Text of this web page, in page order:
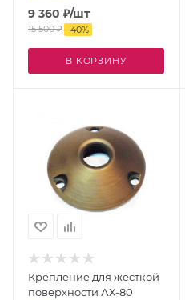
9 360 ₽/шт
15 500₽ -40%
В КОРЗИНУ
Крепление для жесткой
поверхности АХ-80